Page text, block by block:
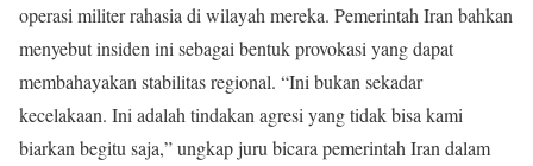
operasi militer rahasia di wilayah mereka. Pemerintah Iran bahkan
menyebut insiden ini sebagai bentuk provokasi yang dapat
membahayakan stabilitas regional. “Ini bukan sekadar
kecelakaan. Ini adalah tindakan agresi yang tidak bisa kami
biarkan begitu saja,” ungkap juru bicara pemerintah Iran dalam